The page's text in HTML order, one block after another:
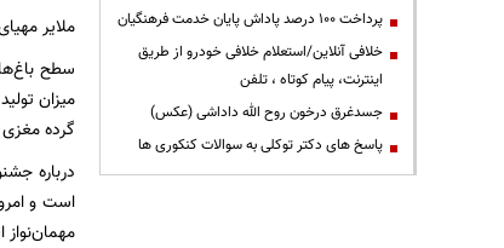
ملایر
گرده
درباره
است و
پرداخت ۱۰۰ درصد پاداش پایان خدمت فرهنگیان
خلافی آنلاین/استعلام خلافی خودرو از طریق
اینترنت، پیام کوتاه ، تلفن
جسدغرق درخون روح الله داداشی (عکس)
پاسخ های دکتر توکلی به سوالات کنکوری ها